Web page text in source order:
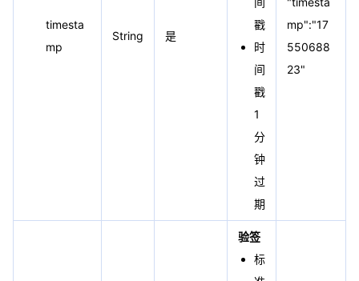
timesta
mp
String 是
戳
时
间
戳
1
分
钟
过
期
mp":"17
550688
23"
验签
标